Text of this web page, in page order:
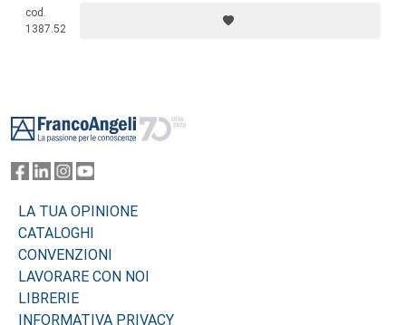
portato con sé: un’età che in termini ambientali e territoriali ha coinciso
con la quasi scomparsa delle pratiche di utilizzo delle risorse locali.
cod.
1387.52
LA TUA OPINIONE
CATALOGHI
CONVENZIONI
LAVORARE CON NOI
LIBRERIE
INFORMATIVA PRIVACY